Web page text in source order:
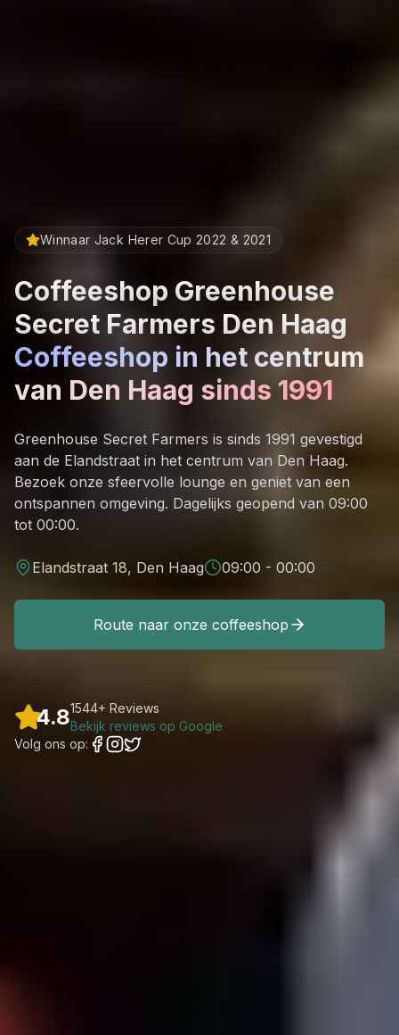
Winnaar Jack Herer Cup 2022 & 2021
Coffeeshop Greenhouse
Secret Farmers Den Haag
Coffeeshop in het centrum
van Den Haag sinds 1991
Greenhouse Secret Farmers is sinds 1991 gevestigd
aan de Elandstraat in het centrum van Den Haag.
Bezoek onze sfeervolle lounge en geniet van een
ontspannen omgeving. Dagelijks geopend van 09:00
tot 00:00.
Elandstraat 18, Den Haag 09:00 - 00:00
Route naar onze coffeeshop
4.81544+ Reviews
Bekijk reviews op Google
Volg ons op: